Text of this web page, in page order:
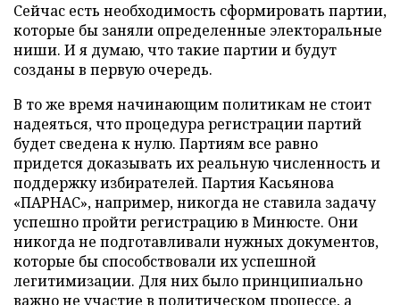
Сейчас есть необходимость сформировать партии,
которые бы заняли определенные электоральные
ниши. И я думаю, что такие партии и будут
созданы в первую очередь.
В то же время начинающим политикам не стоит
надеяться, что процедура регистрации партий
будет сведена к нулю. Партиям все равно
придется доказывать их реальную численность и
поддержку избирателей. Партия Касьянова
«ПАРНАС», например, никогда не ставила задачу
успешно пройти регистрацию в Минюсте. Они
никогда не подготавливали нужных документов,
которые бы способствовали их успешной
легитимизации. Для них было принципиально
важно не участие в политическом процессе, а